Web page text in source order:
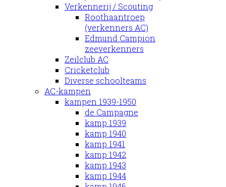
Verkennerij / Scouting
Roothaantroep
(verkenners AC)
Edmund Campion
zeeverkenners
Zeilclub AC
Cricketclub
Diverse schoolteams
AC-kampen
kampen 1939-1950
de Campagne
kamp 1939
kamp 1940
kamp 1941
kamp 1942
kamp 1943
kamp 1944